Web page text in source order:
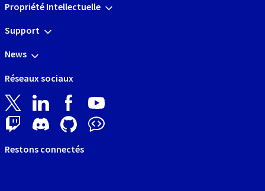
Propriété Intellectuelle
Support
News
Réseaux sociaux
Restons connectés